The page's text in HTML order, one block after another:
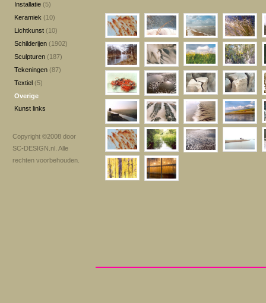
Installatie (5)
Keramiek (10)
Lichtkunst (10)
Schilderijen (1902)
Sculpturen (187)
Tekeningen (87)
Textiel (5)
Overige
Kunst links
Copyright ©2008 door
SC-DESIGN.nl . Alle
rechten voorbehouden.